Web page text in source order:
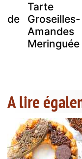
de
Tarte
Groseilles-
Amandes
Meringuée
A lire